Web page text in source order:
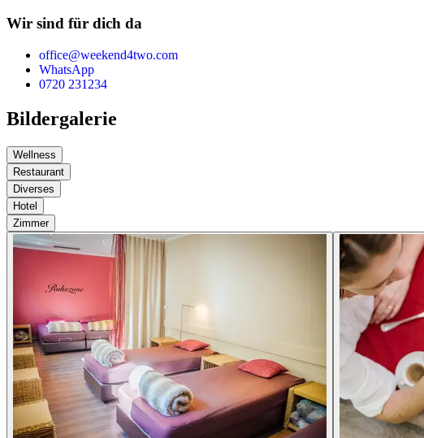
Wir sind für dich da
office@weekend4two.com
WhatsApp
0720 231234
Bildergalerie
Wellness
Restaurant
Diverses
Hotel
Zimmer